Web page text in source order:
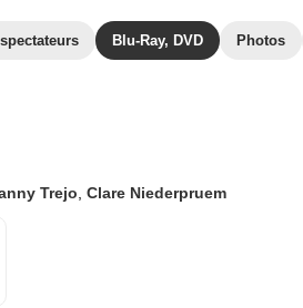
Blu-Ray, DVD Photos
Trejo Clare Niederpruem